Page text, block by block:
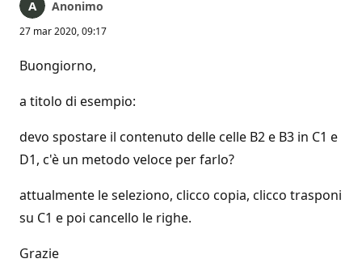
Anonimo
27 mar 2020, 09:17
Buongiorno,
a titolo di esempio:
devo spostare il contenuto delle celle B2 e B3 in C1 e
D1, c'è un metodo veloce per farlo?
attualmente le seleziono, clicco copia, clicco trasponi
su C1 e poi cancello le righe.
Grazie